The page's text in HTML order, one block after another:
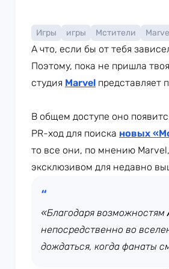
Игры игры Мстители
А что, если бы от тебя
Поэтому, пока не пришла
студия Marvel представляет
В общем доступе оно
PR-ход для поиска новых
то все они, по мнению
эксклюзивом для недавно
«Благодаря возможностям
непосредственно во
дождаться, когда фанаты